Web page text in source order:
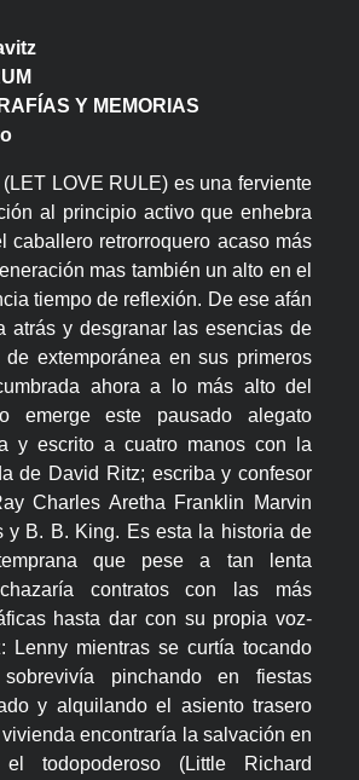
Y MEMORIAS
LOVE RULE) es una ferviente
al principio activo que enhebra
caballero retrorroquero acaso más
mas también un alto en el
tiempo de reflexión. De ese afán
atrás y desgranar las esencias de
extemporánea en sus primeros
ahora a lo más alto del
emerge este pausado alegato
y escrito a cuatro manos con la
de David Ritz; escriba y confesor
Charles Aretha Franklin Marvin
y B. B. King. Es esta la historia de
que pese a tan lenta
contratos con las más
hasta dar con su propia voz-
Lenny mientras se curtía tocando
pinchando en fiestas
y alquilando el asiento trasero
encontraría la salvación en
todopoderoso (Little Richard